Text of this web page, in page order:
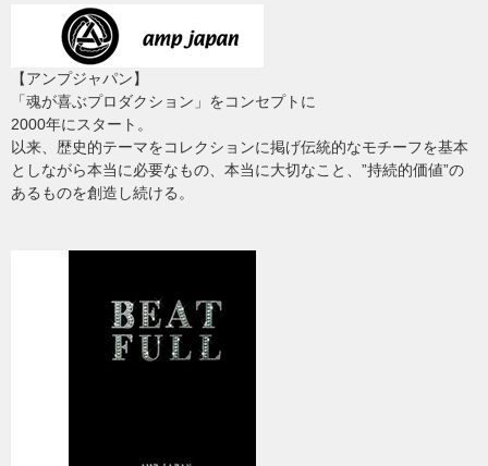
【アンプジャパン】
「魂が喜ぶプロダクション」をコンセプトに
2000年にスタート。
以来、歴史的テーマをコレクションに掲げ伝統的なモチーフを基本
としながら本当に必要なもの、本当に大切なこと、”持続的価値”の
あるものを創造し続ける。